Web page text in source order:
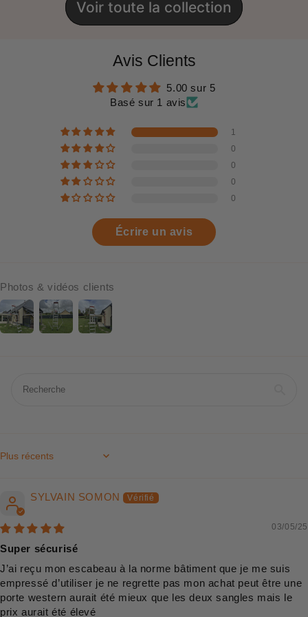
Voir toute la collection
Avis Clients
5.00 sur 5
Basé sur 1 avis
1
0
0
0
0
Écrire un avis
Photos & vidéos clients
Sort by
SYLVAIN SOMON
03/05/25
Super sécurisé
J’ai reçu mon escabeau à la norme bâtiment que je me suis
empressé d’utiliser je ne regrette pas mon achat peut être une
porte western aurait été mieux que les deux sangles mais le
prix aurait été élevé